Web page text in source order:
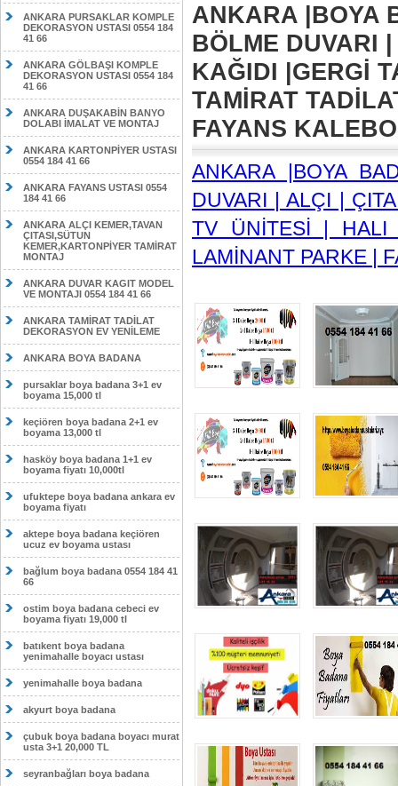
ANKARA PURSAKLAR KOMPLE
DEKORASYON USTASI 0554 184
41 66
ANKARA GÖLBAŞI KOMPLE
DEKORASYON USTASI 0554 184
41 66
ANKARA DUŞAKABİN BANYO
DOLABI İMALAT VE MONTAJ
ANKARA KARTONPİYER USTASI
0554 184 41 66
ANKARA FAYANS USTASI 0554
184 41 66
ANKARA ALÇI KEMER,TAVAN
ÇITASI,SÜTUN
KEMER,KARTONPİYER TAMİRAT
MONTAJ
ANKARA DUVAR KAGIT MODEL
VE MONTAJI 0554 184 41 66
ANKARA TAMİRAT TADİLAT
DEKORASYON EV YENİLEME
ANKARA BOYA BADANA
pursaklar boya badana 3+1 ev
boyama 15,000 tl
keçiören boya badana 2+1 ev
boyama 13,000 tl
hasköy boya badana 1+1 ev
boyama fiyatı 10,000tl
ufuktepe boya badana ankara ev
boyama fiyatı
aktepe boya badana keçiören
ucuz ev boyama ustası
bağlum boya badana 0554 184 41
66
ostim boya badana cebeci ev
boyama fiyatı 19,000 tl
batıkent boya badana
yenimahalle boyacı ustası
yenimahalle boya badana
akyurt boya badana
çubuk boya badana boyacı murat
usta 3+1 20,000 TL
seyranbağları boya badana
ANKARA |BOYA
BÖLME DUVARI
KAĞIDI |GERGİ
TAMİRAT
FAYANS
ANKARA |BOYA
DUVARI | ALÇI |
TV ÜNİTESİ | HALI
LAMİNANT PARKE |